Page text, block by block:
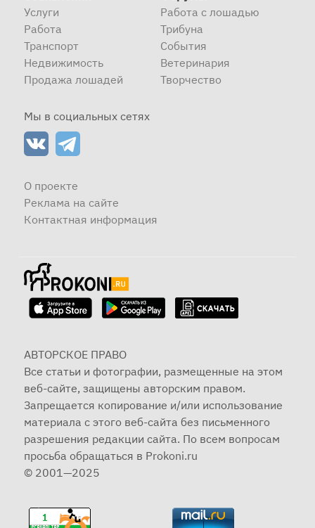
Услуги
Работа
Транспорт
Недвижимость
Продажа лошадей
Работа с лошадью
Трибуна
События
Ветеринария
Творчество
Мы в социальных сетях
О проекте
Реклама на сайте
Контактная информация
АВТОРСКОЕ ПРАВО
Все статьи и фотографии, размещенные на этом
веб-сайте, защищены авторским правом.
Запрещается копирование и/или использование
материала с этого веб-сайта без письменного
разрешения редакции сайта. По всем вопросам
просьба обращаться в Prokoni.ru
© 2001—2025